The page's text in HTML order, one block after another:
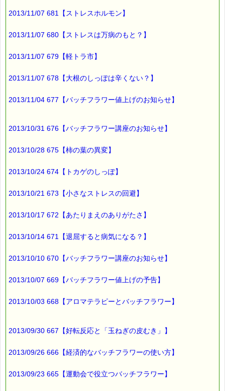
説明の付かない不安に陥り、
いやな胸騒ぎを感じ
クヨクヨ考え込んでしまうときには
あがったり、気が動転すると
レスキューレメディは、
不安や神経の高ぶりを減らす
平静な気持ちで受験できれば
受験に役立つバッチフラワーは、
2013/11/07 681【ストレスホルモン】
2013/11/07 680【ストレスは万病のもと？】
2013/11/07 679【軽トラ市】
2013/11/07 678【大根のしっぽは辛くない？】
2013/11/04 677【バッチフラワー値上げのお知らせ】
2013/10/31 676【バッチフラワー講座のお知らせ】
2013/10/28 675【柿の葉の異変】
2013/10/24 674【トカゲのしっぽ】
2013/10/21 673【小さなストレスの回避】
2013/10/17 672【あたりまえのありがたさ】
2013/10/14 671【退屈すると病気になる？】
2013/10/10 670【バッチフラワー講座のお知らせ】
2013/10/07 669【バッチフラワー値上げの予告】
2013/10/03 668【アロマテラピーとバッチフラワー】
2013/09/30 667【好転反応と「玉ねぎの皮むき」】
2013/09/26 666【経済的なバッチフラワーの使い方】
2013/09/23 665【運動会で役立つバッチフラワー】